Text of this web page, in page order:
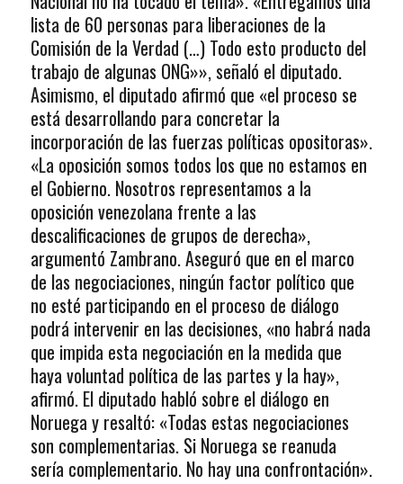
lista de 60 personas para liberaciones de la
Comisión de la Verdad (…) Todo esto producto del
trabajo de algunas ONG»», señaló el diputado.
Asimismo, el diputado afirmó que «el proceso se
está desarrollando para concretar la
incorporación de las fuerzas políticas opositoras».
«La oposición somos todos los que no estamos en
el Gobierno. Nosotros representamos a la
oposición venezolana frente a las
descalificaciones de grupos de derecha»,
argumentó Zambrano. Aseguró que en el marco
de las negociaciones, ningún factor político que
no esté participando en el proceso de diálogo
podrá intervenir en las decisiones, «no habrá nada
que impida esta negociación en la medida que
haya voluntad política de las partes y la hay»,
afirmó. El diputado habló sobre el diálogo en
Noruega y resaltó: «Todas estas negociaciones
son complementarias. Si Noruega se reanuda
sería complementario. No hay una confrontación».